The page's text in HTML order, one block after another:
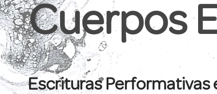
Escrituras Performativas
Cuerpos